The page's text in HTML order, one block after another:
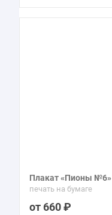
Плакат «Пионы №6»
печать на бумаге
660